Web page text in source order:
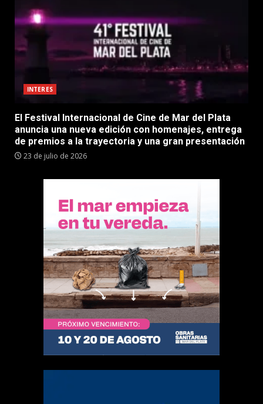
INTERES
El Festival Internacional de Cine de Mar del Plata
anuncia una nueva edición con homenajes, entrega
de premios a la trayectoria y una gran presentación
23 de julio de 2026